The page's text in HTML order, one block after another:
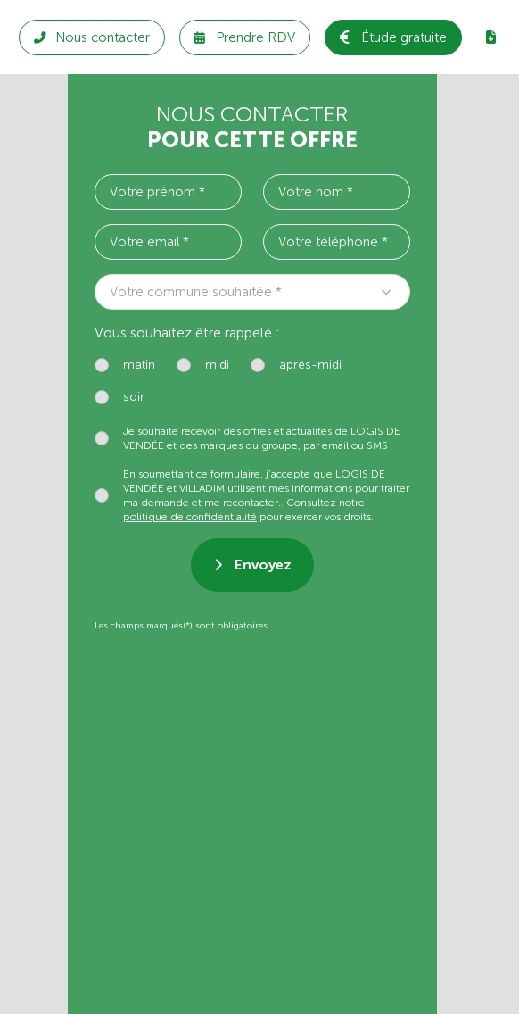
Nous contacter Prendre RDV Étude gratuite
NOUS CONTACTER
POUR CETTE OFFRE
Votre commune souhaitée *
Vous souhaitez être rappelé :
matin midi après-midi
soir
Je souhaite recevoir des offres et actualités de LOGIS DE
VENDÉE et des marques du groupe, par email ou SMS
En soumettant ce formulaire, j’accepte que LOGIS DE
VENDÉE et VILLADIM utilisent mes informations pour traiter
ma demande et me recontacter.. Consultez notre
politique de confidentialité pour exercer vos droits.
Envoyez
Les champs marqués(*) sont obligatoires.